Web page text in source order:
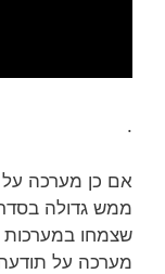
.
אם כן מערכה על
ממש גדולה
שצמחו
מערכה על תודעה